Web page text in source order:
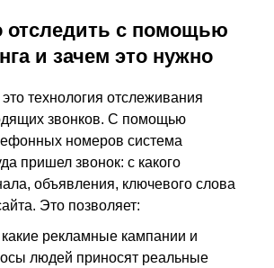
отследить с помощью
и зачем это нужно
технология отслеживания
звонков. С помощью
номеров система
пришел звонок: с какого
объявления, ключевого слова
Это позволяет:
рекламные кампании и
людей приносят реальные